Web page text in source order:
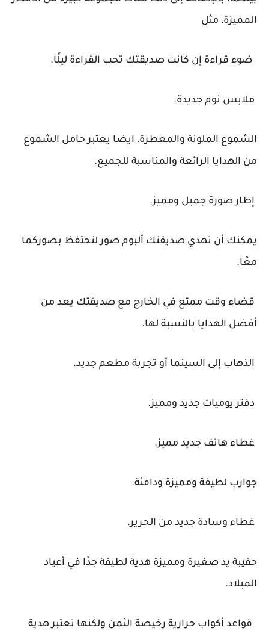
المميزة، مثل
ضوء قراءة إن كانت صديقتك تحب القراءة ليلًا.
ملابس نوم جديدة.
الشموع الملونة والمعطرة، ايضا يعتبر حامل الشموع
من الهدايا الرائعة والمناسبة للجميع.
إطار صورة جميل ومميز.
يمكنك أن تهدي صديقتك ألبوم صور لتحتفظ بصوركما
معًا.
قضاء وقت ممتع في الخارج مع صديقتك يعد من
أفضل الهدايا بالنسبة لها.
الذهاب إلى السينما أو تجربة مطعم جديد.
دفتر يوميات جديد ومميز.
غطاء هاتف جديد مميز.
جوارب لطيفة ومميزة ودافئة.
غطاء وسادة جديد من الحرير.
حقيبة يد صغيرة ومميزة هدية لطيفة جدًا في أعياد
الميلاد.
قواعد أكواب حرارية رخيصة الثمن ولكنها تعتبر هدية